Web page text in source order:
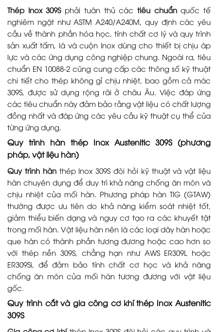
Thép Inox 309Sphải tuân thủ các tiêu chuẩnquốc tế
nghiêm ngặt như ASTM A240/A240M, quy định các yêu
cầu về thành phần hóa học, tính chất cơ lý và quy trình
sản xuất tấm, lá và cuộn Inox dùng cho thiết bị chịu áp
lực và các ứng dụng công nghiệp chung. Ngoài ra, tiêu
chuẩn EN 10088-2 cũng cung cấp các thông số kỹ thuật
chi tiết cho thép không gỉ chịu nhiệt, bao gồm cả mác
309S, được sử dụng rộng rãi ở châu Âu. Việc đáp ứng
các tiêu chuẩn này đảm bảo rằng vật liệu có chất lượng
đồng nhất và đáp ứng các yêu cầu kỹ thuật cụ thể của
từng ứng dụng.
Quy trình hàn thép Inox Austenitic 309S (phương
pháp, vật liệu hàn)
Quy trình hànthép Inox 309S đòi hỏi kỹ thuật và vật liệu
hàn chuyên dụng để duy trì khả năng chống ăn mòn và
chịu nhiệt của mối hàn. Phương pháp hàn TIG (GTAW)
thường được ưu tiên do khả năng kiểm soát nhiệt tốt,
giảm thiểu biến dạng và nguy cơ tạo ra các khuyết tật
trong mối hàn. Vật liệu hàn nên là các loại dây hàn hoặc
que hàn có thành phần tương đương hoặc cao hơn so
với thép nền 309S, chẳng hạn như AWS ER309L hoặc
ER309Si, để đảm bảo tính chất cơ học và khả năng
chống ăn mòn của mối hàn tương đương với vật liệu
gốc.
Quy trình cắt và gia công cơ khí thép Inox Austenitic
309S